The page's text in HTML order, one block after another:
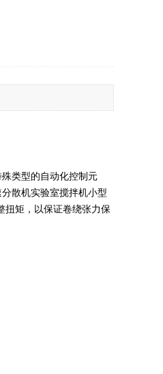
类型的自动化控制元
散机实验室搅拌机小型
扭矩，以保证卷绕张力保